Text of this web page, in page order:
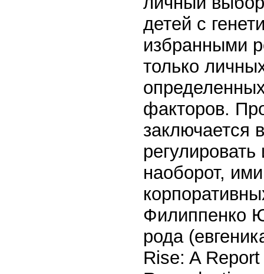
детей с
избранными
только
факторов.
заключается
наоборот,
Филиппенко
рода
Rise: A